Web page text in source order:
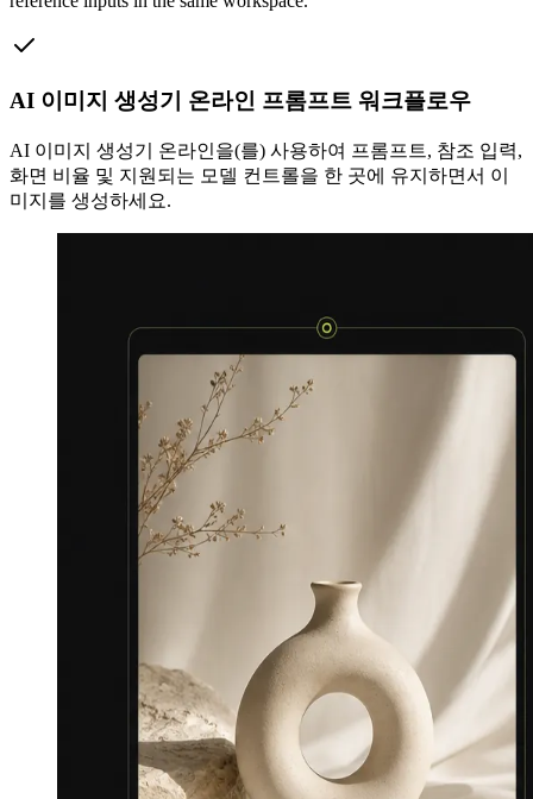
AI 이미지 생성기 온라인 프롬프트 워크플로우
AI 이미지 생성기 온라인을(를) 사용하여 프롬프트, 참조 입력,
화면 비율 및 지원되는 모델 컨트롤을 한 곳에 유지하면서 이
미지를 생성하세요.